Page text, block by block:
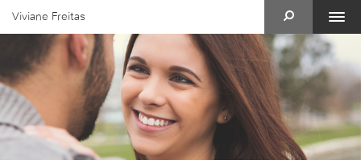
Viviane Freitas